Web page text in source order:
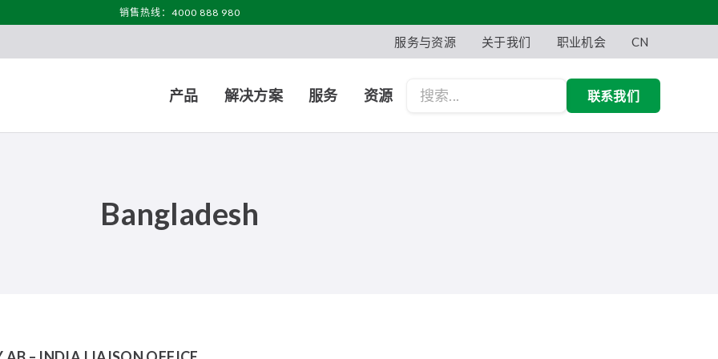
销售热线：4000 888 980
服务与资源 关于我们 职业机会 CN
产品 解决方案 服务 资源 联系我们
Bangladesh